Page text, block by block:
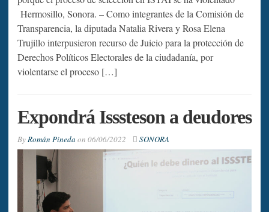
Hermosillo, Sonora. – Como integrantes de la Comisión de
Transparencia, la diputada Natalia Rivera y Rosa Elena
Trujillo interpusieron recurso de Juicio para la protección de
Derechos Políticos Electorales de la ciudadanía, por
violentarse el proceso […]
Expondrá Isssteson a deudores
ByRomán Pineda on 06/06/2022 SONORA